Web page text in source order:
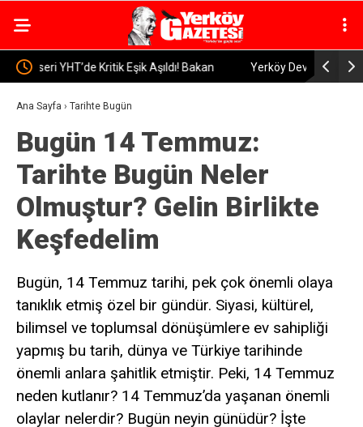
Yerköy Devlet Hastanesi’nde Görev Değişimi: Op. Dr.
Murat Barış Can’a Veda
YERKÖY
Ana Sayfa › Tarihte Bugün
Bugün 14 Temmuz:
Tarihte Bugün Neler
Olmuştur? Gelin Birlikte
Keşfedelim
Bugün, 14 Temmuz tarihi, pek çok önemli olaya
tanıklık etmiş özel bir gündür. Siyasi, kültürel,
bilimsel ve toplumsal dönüşümlere ev sahipliği
yapmış bu tarih, dünya ve Türkiye tarihinde
önemli anlara şahitlik etmiştir. Peki, 14 Temmuz
neden kutlanır? 14 Temmuz’da yaşanan önemli
olaylar nelerdir? Bugün neyin günüdür? İşte